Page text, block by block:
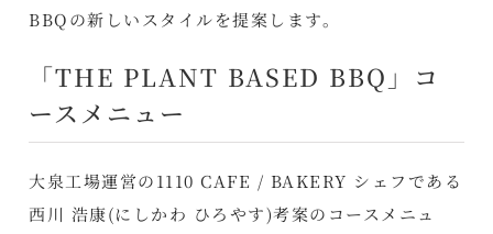
BBQの新しいスタイルを提案します。
「THE PLANT BASED BBQ」コ
ースメニュー
大泉工場運営の1110 CAFE / BAKERY シェフである
西川 浩康(にしかわ ひろやす)考案のコースメニュ